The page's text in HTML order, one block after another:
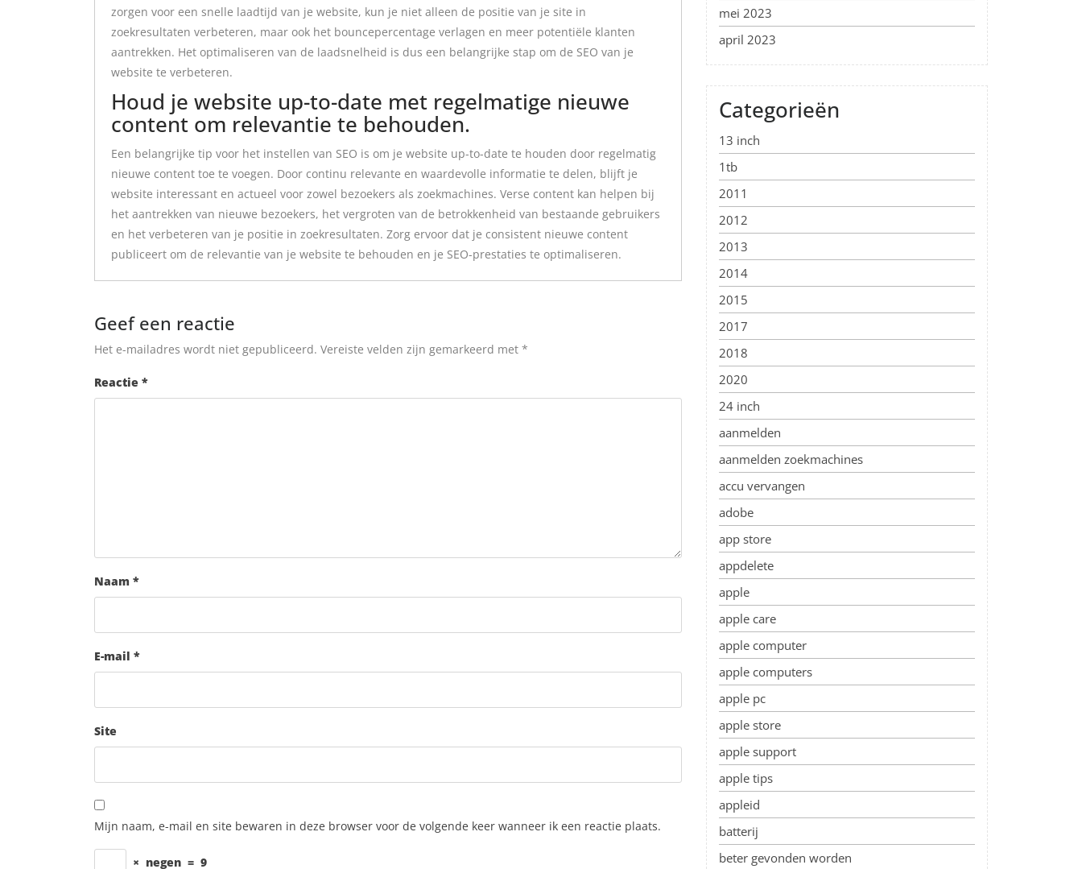
zorgen voor een snelle laadtijd van je website, kun je niet alleen de positie van je site in
zoekresultaten verbeteren, maar ook het bouncepercentage verlagen en meer potentiële klanten
aantrekken. Het optimaliseren van de laadsnelheid is dus een belangrijke stap om de SEO van je
website te verbeteren.
Houd je website up-to-date met regelmatige nieuwe
content om relevantie te behouden.
Een belangrijke tip voor het instellen van SEO is om je website up-to-date te houden door regelmatig
nieuwe content toe te voegen. Door continu relevante en waardevolle informatie te delen, blijft je
website interessant en actueel voor zowel bezoekers als zoekmachines. Verse content kan helpen bij
het aantrekken van nieuwe bezoekers, het vergroten van de betrokkenheid van bestaande gebruikers
en het verbeteren van je positie in zoekresultaten. Zorg ervoor dat je consistent nieuwe content
publiceert om de relevantie van je website te behouden en je SEO-prestaties te optimaliseren.
Geef een reactie
Het e-mailadres wordt niet gepubliceerd. Vereiste velden zijn gemarkeerd met *
Reactie *
Naam *
E-mail *
Site
Mijn naam, e-mail en site bewaren in deze browser voor de volgende keer wanneer ik een reactie plaats.
× negen = 9
mei 2023
april 2023
Categorieën
13 inch
1tb
2011
2012
2013
2014
2015
2017
2018
2020
24 inch
aanmelden
aanmelden zoekmachines
accu vervangen
adobe
app store
appdelete
apple
apple care
apple computer
apple computers
apple pc
apple store
apple support
apple tips
appleid
batterij
beter gevonden worden